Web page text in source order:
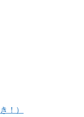
！）